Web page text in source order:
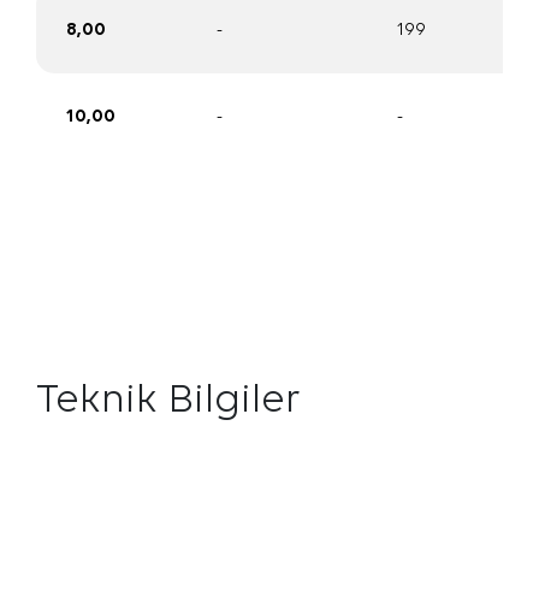
8,00 - 199
10,00 - -
Teknik Bilgiler